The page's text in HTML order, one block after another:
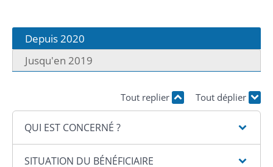
Depuis 2020
Jusqu'en 2019
Tout replier Tout déplier
QUI EST CONCERNÉ ?
SITUATION DU BÉNÉFICIAIRE